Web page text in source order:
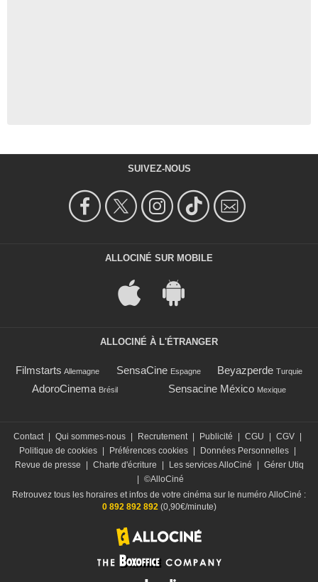
SUIVEZ-NOUS
ALLOCINÉ SUR MOBILE
ALLOCINÉ À L'ÉTRANGER
Filmstarts Allemagne SensaCine Espagne Beyazperde Turquie
AdoroCinema Brésil Sensacine México Mexique
Contact Qui sommes-nous Recrutement Publicité CGU CGV
Politique de cookies
Préférences cookies Données Personnelles
Revue de presse
Charte d'écriture Les services AlloCiné
Gérer Utiq
©AlloCiné
Retrouvez tous les horaires et infos de votre cinéma sur le numéro AlloCiné :
0 892 892 892(0,90€/minute)